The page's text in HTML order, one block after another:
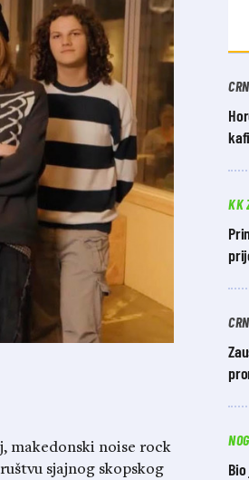
makedonski noise rock
sjajnog skopskog
KK